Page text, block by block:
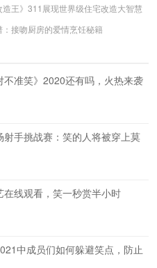
王》311展现世界级住宅改造大智慧
接吻厨房的爱情烹饪秘籍
不准笑》2020还有吗，火热来袭
射手挑战赛：笑的人将被穿上莫
在线观看，笑一秒赏半小时
中成员们如何躲避笑点，防止